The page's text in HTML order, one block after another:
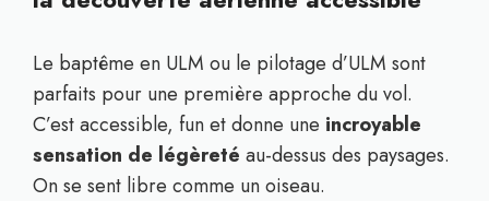
Le baptême en ULM ou le pilotage d’ULM sont
parfaits pour une première approche du vol.
C’est accessible, fun et donne une incroyable
sensation de légèreté au-dessus des paysages.
On se sent libre comme un oiseau.